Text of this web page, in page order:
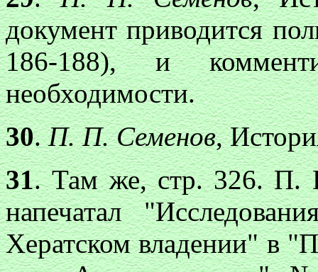
документ приводится
186-188), и
необходимости.
30.П. П. Семенов,
31. Там же, стр. 326. П.
напечатал
Хератском владении" в